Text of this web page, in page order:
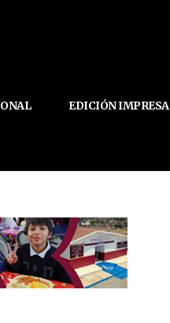
EDICIÓN IMPRESA